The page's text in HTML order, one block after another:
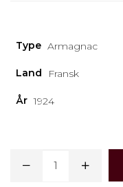
Type Armagnac
Land Fransk
År 1924